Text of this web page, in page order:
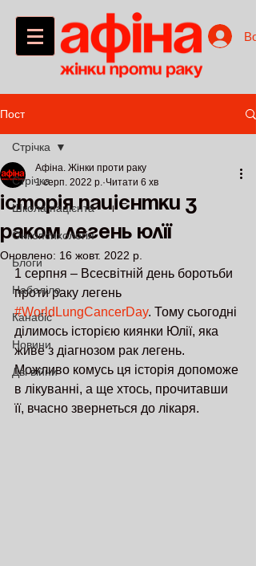
Пост
Стрічка
Школа пацієнта
Онкопсихологія
Блоги
Наболіло
Канабіс
Новини
Дві війни
Стрічка
Історія пацієнтки з
раком легень Юлії
Афіна. Жінки проти раку
1 серп. 2022 р. Читати 6 хв
Оновлено: 16 жовт. 2022 р.
1 серпня – Всесвітній день боротьби
проти раку легень
#WorldLungCancerDay. Тому сьогодні
ділимось історією киянки Юлії, яка
живе з діагнозом рак легень.
Можливо комусь ця історія допоможе
в лікуванні, а ще хтось, прочитавши
її, вчасно звернеться до лікаря.